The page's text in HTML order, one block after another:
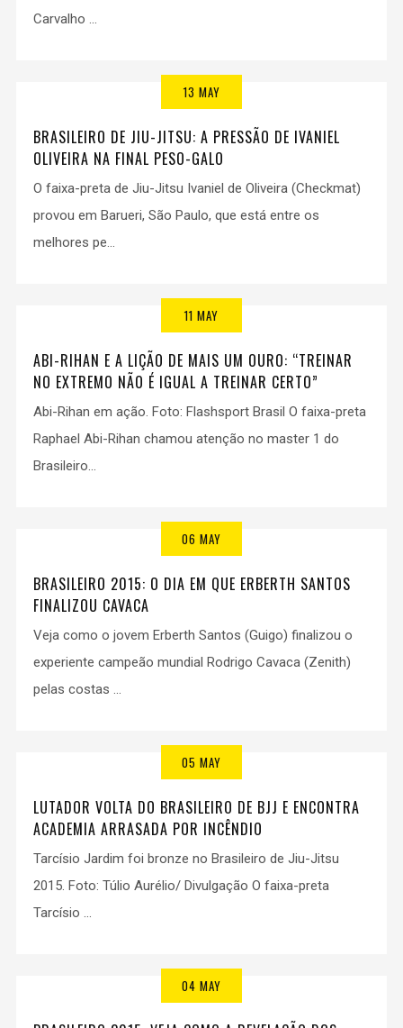
Carvalho ...
13 MAY
BRASILEIRO DE JIU-JITSU: A PRESSÃO DE IVANIEL
OLIVEIRA NA FINAL PESO-GALO
O faixa-preta de Jiu-Jitsu Ivaniel de Oliveira (Checkmat)
provou em Barueri, São Paulo, que está entre os
melhores pe...
11 MAY
ABI-RIHAN E A LIÇÃO DE MAIS UM OURO: “TREINAR
NO EXTREMO NÃO É IGUAL A TREINAR CERTO”
Abi-Rihan em ação. Foto: Flashsport Brasil O faixa-preta
Raphael Abi-Rihan chamou atenção no master 1 do
Brasileiro...
06 MAY
BRASILEIRO 2015: O DIA EM QUE ERBERTH SANTOS
FINALIZOU CAVACA
Veja como o jovem Erberth Santos (Guigo) finalizou o
experiente campeão mundial Rodrigo Cavaca (Zenith)
pelas costas ...
05 MAY
LUTADOR VOLTA DO BRASILEIRO DE BJJ E ENCONTRA
ACADEMIA ARRASADA POR INCÊNDIO
Tarcísio Jardim foi bronze no Brasileiro de Jiu-Jitsu
2015. Foto: Túlio Aurélio/ Divulgação O faixa-preta
Tarcísio ...
04 MAY